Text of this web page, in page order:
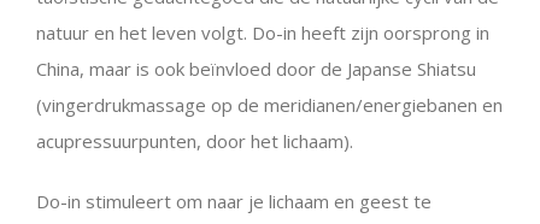
natuur en het leven volgt. Do-in heeft zijn oorsprong in
China, maar is ook beïnvloed door de Japanse Shiatsu
(vingerdrukmassage op de meridianen/energiebanen en
acupressuurpunten, door het lichaam).
Do-in stimuleert om naar je lichaam en geest te